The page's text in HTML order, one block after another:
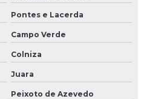
Pontes e Lacerda
Campo Verde
Colniza
Juara
Peixoto de Azevedo